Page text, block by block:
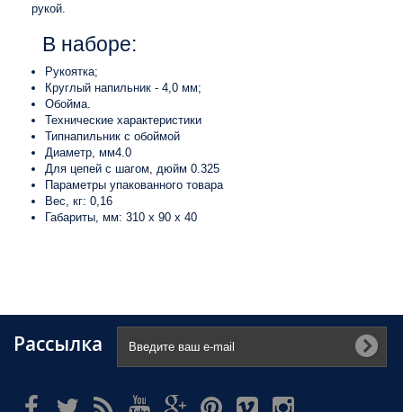
рукой.
В наборе:
Рукоятка;
Круглый напильник - 4,0 мм;
Обойма.
Технические характеристики
Типнапильник с обоймой
Диаметр, мм4.0
Для цепей с шагом, дюйм 0.325
Параметры упакованного товара
Вес, кг: 0,16
Габариты, мм: 310 x 90 x 40
Рассылка